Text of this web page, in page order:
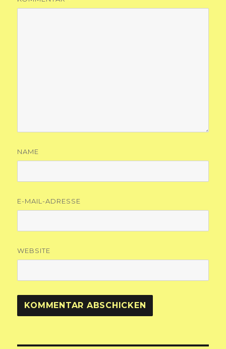
NAME
E-MAIL-ADRESSE
WEBSITE